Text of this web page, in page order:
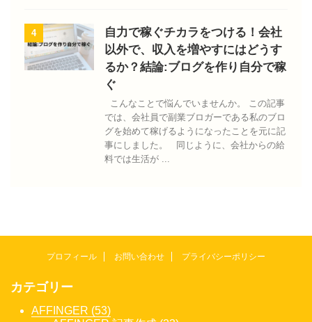
4
自力で稼ぐチカラをつける！会社
以外で、収入を増やすにはどうす
るか？結論:ブログを作り自分で稼
ぐ
こんなことで悩んでいませんか。 この記事
では、会社員で副業ブロガーである私のブロ
グを始めて稼げるようになったことを元に記
事にしました。 同じように、会社からの給
料では生活が ...
プロフィール お問い合わせ プライバシーポリシー
カテゴリー
AFFINGER (53)